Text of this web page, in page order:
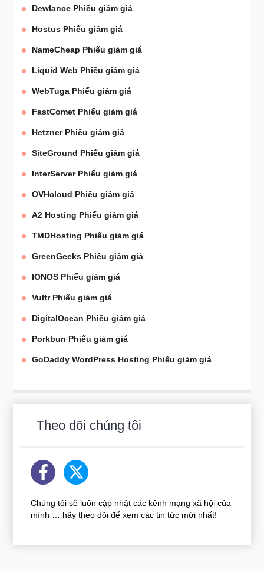
Dewlance Phiếu giảm giá
Hostus Phiếu giảm giá
NameCheap Phiếu giảm giá
Liquid Web Phiếu giảm giá
WebTuga Phiếu giảm giá
FastComet Phiếu giảm giá
Hetzner Phiếu giảm giá
SiteGround Phiếu giảm giá
InterServer Phiếu giảm giá
OVHcloud Phiếu giảm giá
A2 Hosting Phiếu giảm giá
TMDHosting Phiếu giảm giá
GreenGeeks Phiếu giảm giá
IONOS Phiếu giảm giá
Vultr Phiếu giảm giá
DigitalOcean Phiếu giảm giá
Porkbun Phiếu giảm giá
GoDaddy WordPress Hosting Phiếu giảm giá
Theo dõi chúng tôi
Chúng tôi sẽ luôn cập nhật các kênh mạng xã hội của
mình … hãy theo dõi để xem các tin tức mới nhất!